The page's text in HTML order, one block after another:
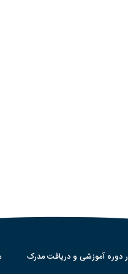
دوره آموزشی و دریافت مدرک